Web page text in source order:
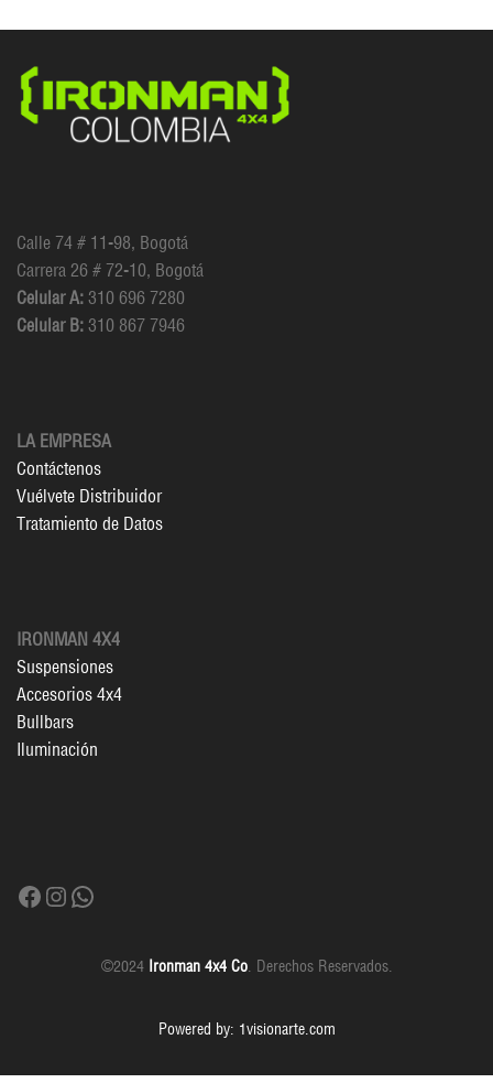
Calle 74 # 11-98, Bogotá
Carrera 26 # 72-10, Bogotá
Celular A: 310 696 7280
Celular B: 310 867 7946
LA EMPRESA
Contáctenos
Vuélvete Distribuidor
Tratamiento de Datos
IRONMAN 4X4
Suspensiones
Accesorios 4x4
Bullbars
Iluminación
Facebook
Instagram
WhatsApp
©2024 Ironman 4x4 Co. Derechos Reservados.
Powered by: 1visionarte.com